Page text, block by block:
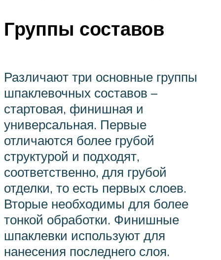
Группы составов
Различают три основные группы
шпаклевочных составов –
стартовая, финишная и
универсальная. Первые
отличаются более грубой
структурой и подходят,
соответственно, для грубой
отделки, то есть первых слоев.
Вторые необходимы для более
тонкой обработки. Финишные
шпаклевки используют для
нанесения последнего слоя.